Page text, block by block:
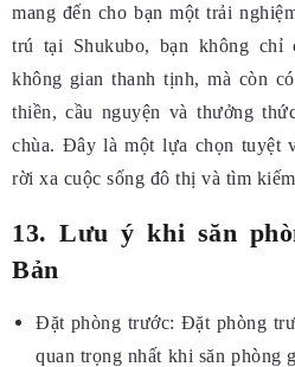
mang đến cho bạn một trải
trú tại Shukubo, bạn không
không gian thanh tịnh, mà còn
thiền, cầu nguyện và thưởng
chùa. Đây là một lựa chọn tuyệt
rời xa cuộc sống đô thị và tìm
13. Lưu ý khi săn
Bản
Đặt phòng trước: Đặt phòng
quan trọng nhất khi săn phòng